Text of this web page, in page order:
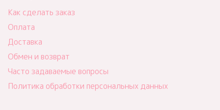
Как сделать заказ
Оплата
Доставка
Обмен и возврат
Часто задаваемые вопросы
Политика обработки персональных данных